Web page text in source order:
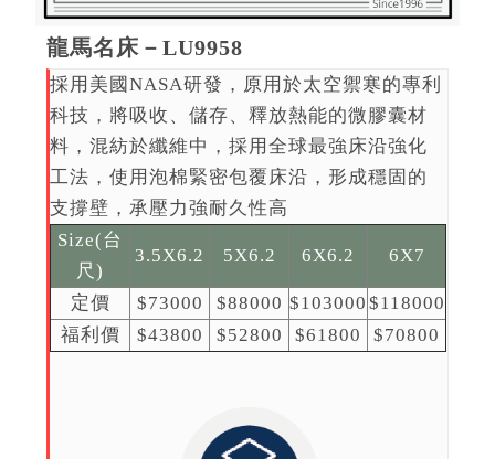
龍馬名床－LU9958
採用美國NASA研發，原用於太空禦寒的專利
科技，將吸收、儲存、釋放熱能的微膠囊材
料，混紡於纖維中，採用全球最強床沿強化
工法，使用泡棉緊密包覆床沿，形成穩固的
支撐壁，承壓力強耐久性高
Size(台
尺)
3.5X6.2 5X6.2 6X6.2 6X7
定價 $73000 $88000 $103000 $118000
福利價
$43800 $52800 $61800 $70800